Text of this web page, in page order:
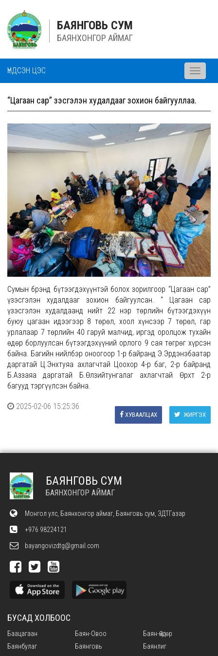
БАЯНГОВЬ СУМ
БАЯНХОНГОР АЙМАГ
ҮНДСЭН ЦЭС
Toggle
“Цагаан сар” үзэсгэлэн худалдааг зохион байгууллаа.
Сумын брэнд бүтээгдэхүүнтэй болох зорилгоор “Цагаан сар”
үзэсгэлэн худалдааг зохион байгуулсан. “ Цагаан сар
үзэсгэлэн худалдаанд нийт 22 нэр төрлийн бүтээгдэхүүн
буюу цагаан идээгээр 8 төрөл, хоол хүнсээр 7 төрөл, гар
урлалаар 7 төрлийн 40 гаруй малчид, иргэд оролцож тухайн
өдөр борлуулсан бүтээгдэхүүний орлого 9 сая төгрөг хүрсэн
байна. Багийн нийлбэр оноогоор 1-р байранд Э.Эрдэнэбаатар
даргатай Ц.Энхтуяа ахлагчтай Цоохор 4-р баг, 2-р байранд
Б.Аззаяа даргатай Б.Өлзийтунгалаг ахлагчтай Өрхт 2-р
багууд тэргүүлсэн байна.
2025-02-06 15:25:36
ЖИРГЭХ
ХУВААЛЦАХ
БАЯНГОВЬ СУМ
БАЯНХОНГОР АЙМАГ
Монгол улс, Баянхонгор аймаг, Баянговь сум, ЗДТГазар
+976 98224121
bayangovizdtg@gmail.com
БУСАД ХОЛБООС
Баацагаан Баян-Овоо
Баян-Өндөр
Баянбулаг
Баянговь
Баянлиг